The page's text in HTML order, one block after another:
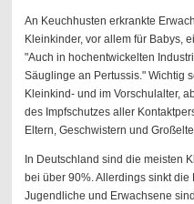
An Keuchhusten erkrankte
Kleinkinder, vor allem für Babys,
"Auch in hochentwickelten
Säuglinge an Pertussis." Wichtig
Kleinkind- und im Vorschulalter,
des Impfschutzes aller
Eltern, Geschwistern und
In Deutschland sind die meisten
bei über 90%. Allerdings sinkt
Jugendliche und Erwachsene